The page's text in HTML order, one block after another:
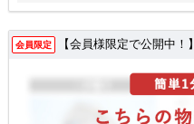
会員限定 【会員様限定で公開中！】